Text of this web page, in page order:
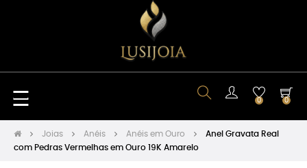
Toggle
navigation
☰ 0 0
Joias Anéis Anéis em Ouro
Anel Gravata Real
com Pedras Vermelhas em Ouro 19K Amarelo